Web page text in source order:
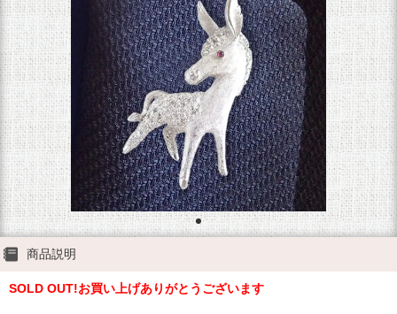
商品説明
SOLD OUT!お買い上げありがとうございます